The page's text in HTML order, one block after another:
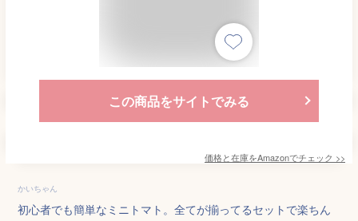
この商品をサイトでみる
価格と在庫をAmazonでチェック >>
かいちゃん
初心者でも簡単なミニトマト。全てが揃ってるセットで楽ちん